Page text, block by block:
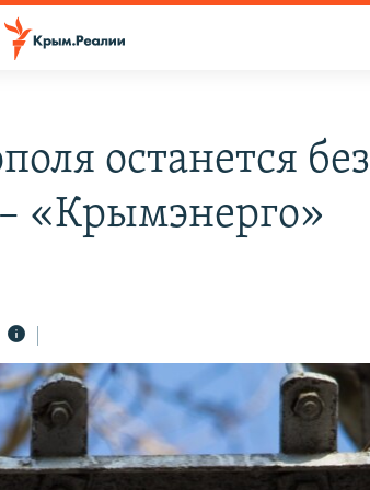
останется без
«Крымэнерго»